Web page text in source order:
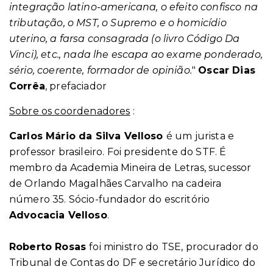
integração latino-americana, o efeito confisco na
tributação, o MST, o Supremo e o homicídio
uterino, a farsa consagrada (o livro Código Da
Vinci), etc., nada lhe escapa ao exame ponderado,
sério, coerente, formador de opinião." Oscar Dias
Corrêa, prefaciador
Sobre os coordenadores :
Carlos Mário da Silva Velloso é um jurista e
professor brasileiro. Foi presidente do STF. É
membro da Academia Mineira de Letras, sucessor
de Orlando Magalhães Carvalho na cadeira
número 35. Sócio-fundador do escritório
Advocacia Velloso.
Roberto Rosasfoi ministro do TSE, procurador do
Tribunal de Contas do DF e secretário Jurídico do